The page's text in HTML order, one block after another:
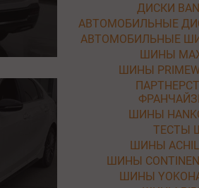
ДИСКИ
АВТОМОБИЛЬНЫЕ
АВТОМОБИЛЬНЫЕ
ШИНЫ
ШИНЫ
ШИНЫ
ТЕСТЫ
ШИНЫ
ШИНЫ
ШИНЫ